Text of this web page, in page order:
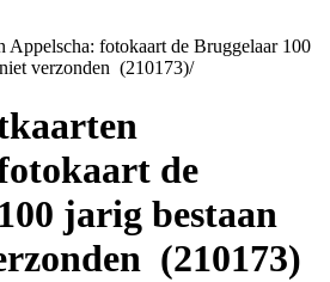
Appelscha: fotokaart de Bruggelaar 100
verzonden (210173)/
de
jarig bestaan
(210173)